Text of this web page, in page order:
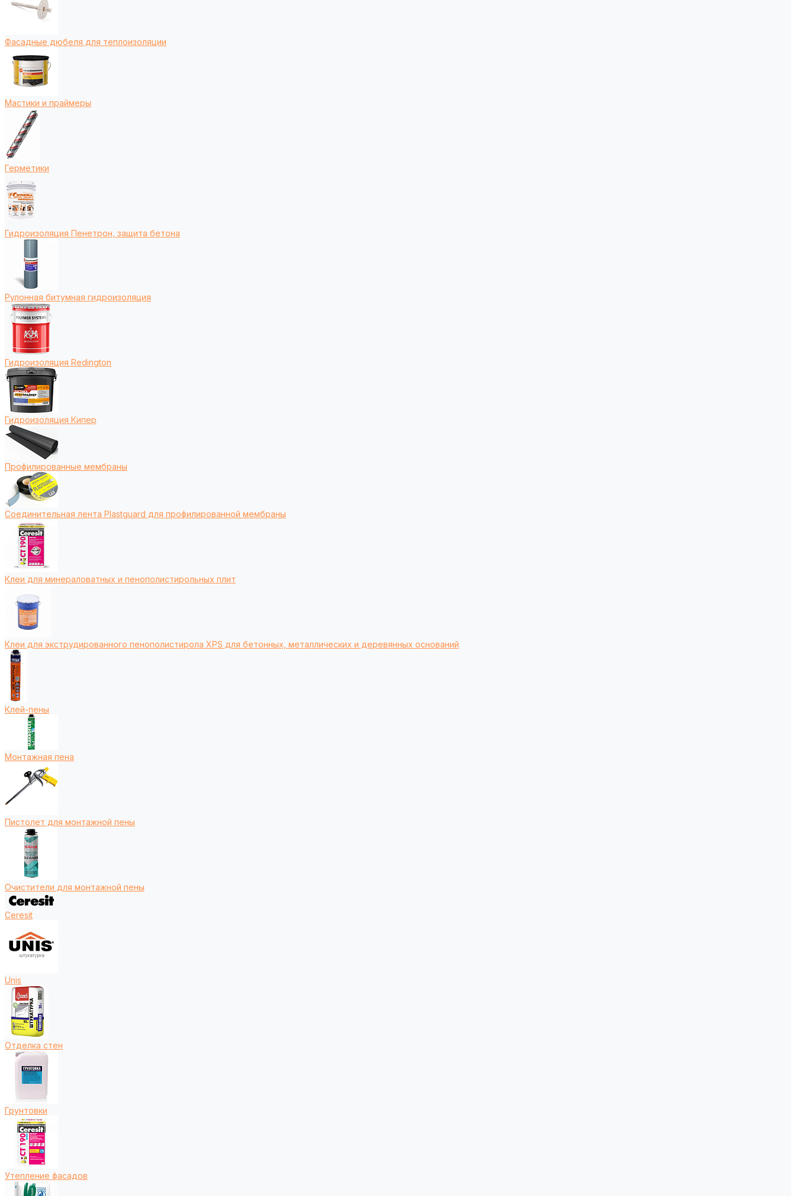
Фасадные дюбеля для теплоизоляции
Мастики и праймеры
Герметики
Гидроизоляция Пенетрон, защита бетона
Рулонная битумная гидроизоляция
Гидроизоляция Redington
Гидроизоляция Кипер
Профилированные мембраны
Соединительная лента Plastguard для профилированной мембраны
Клеи для минераловатных и пенополистирольных плит
Клеи для экструдированного пенополистирола XPS для бетонных, металлических и деревянных оснований
Клей-пены
Монтажная пена
Пистолет для монтажной пены
Очистители для монтажной пены
Ceresit
Unis
Отделка стен
Грунтовки
Утепление фасадов